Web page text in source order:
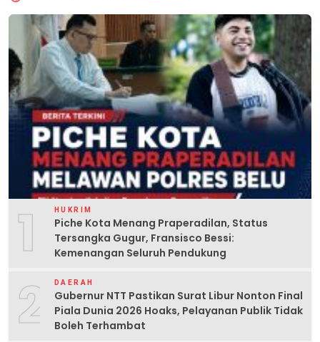
1 HUKRIM
Piche Kota Menang Praperadilan, Status
Tersangka Gugur, Fransisco Bessi:
Kemenangan Seluruh Pendukung
2 DAERAH
Gubernur NTT Pastikan Surat Libur Nonton Final
Piala Dunia 2026 Hoaks, Pelayanan Publik Tidak
Boleh Terhambat